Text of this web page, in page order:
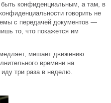
конфиденциальным, а там, в
говорить не
с передачей документов —
то, что покажется им
мешает движению
времени на
иду три раза в неделю.